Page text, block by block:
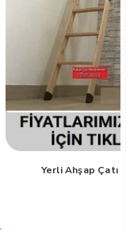
Yerli Ahşap Çatı